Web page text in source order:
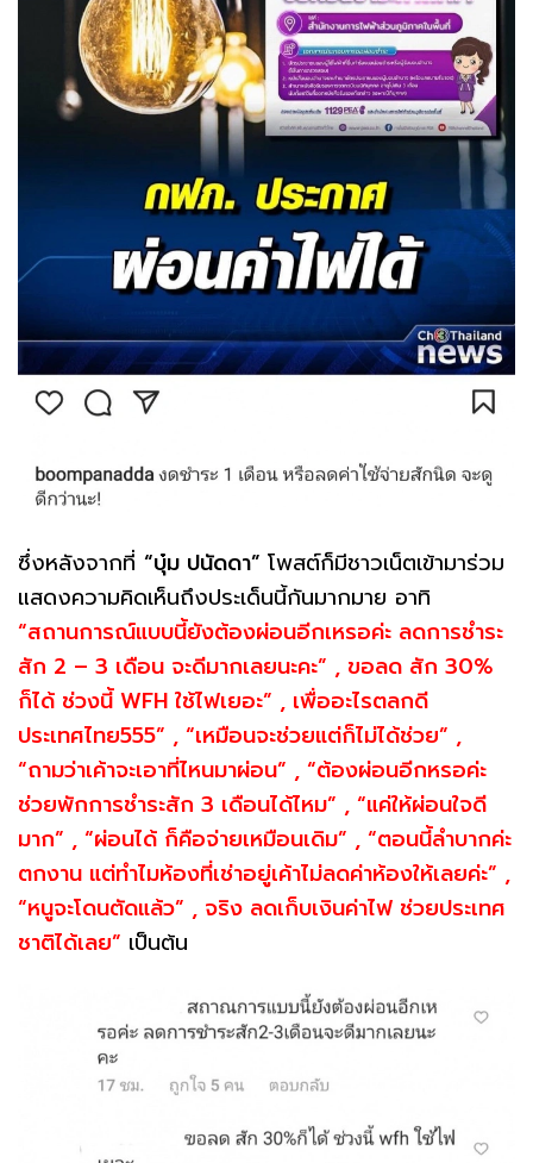
ซึ่งหลังจากที่ “บุ๋ม ปนัดดา” โพสต์ก็มีชาวเน็ตเข้ามาร่วม
แสดงความคิดเห็นถึงประเด็นนี้กันมากมาย อาทิ
“สถานการณ์แบบนี้ยังต้องผ่อนอีกเหรอค่ะ ลดการชำระ
สัก 2 – 3 เดือน จะดีมากเลยนะคะ” , ขอลด สัก 30%
ก็ได้ ช่วงนี้ WFH ใช้ไฟเยอะ” , เพื่ออะไรตลกดี
ประเทศไทย555” , “เหมือนจะช่วยแต่ก็ไม่ได้ช่วย” ,
“ถามว่าเค้าจะเอาที่ไหนมาผ่อน” , “ต้องผ่อนอีกหรอค่ะ
ช่วยพักการชำระสัก 3 เดือนได้ไหม” , “แค่ให้ผ่อนใจดี
มาก” , “ผ่อนได้ ก็คือจ่ายเหมือนเดิม” , “ตอนนี้ลำบากค่ะ
ตกงาน แต่ทำไมห้องที่เช่าอยู่เค้าไม่ลดค่าห้องให้เลยค่ะ” ,
“หนูจะโดนตัดแล้ว” , จริง ลดเก็บเงินค่าไฟ ช่วยประเทศ
ชาติได้เลย” เป็นต้น